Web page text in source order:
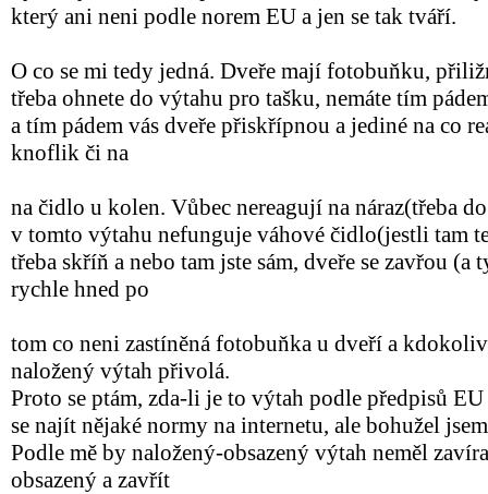
který ani neni podle norem EU a jen se tak tváří.
O co se mi tedy jedná. Dveře mají fotobuňku,
třeba ohnete do výtahu pro tašku, nemáte tím
a tím pádem vás dveře přiskřípnou a jediné na co
knoflik či na
na čidlo u kolen. Vůbec nereagují na náraz(třeba
v tomto výtahu nefunguje váhové čidlo(jestli tam
třeba skříň a nebo tam jste sám, dveře se zavřou (a
rychle hned po
tom co neni zastíněná fotobuňka u dveří a
naložený výtah přivolá.
Proto se ptám, zda-li je to výtah podle předpisů
se najít nějaké normy na internetu, ale bohužel
Podle mě by naložený-obsazený výtah neměl
obsazený a zavřít